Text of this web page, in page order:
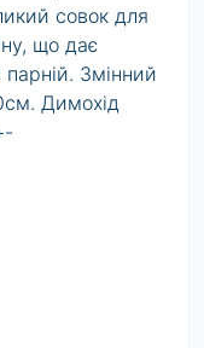
совок для
що дає
Змінний
Димохід